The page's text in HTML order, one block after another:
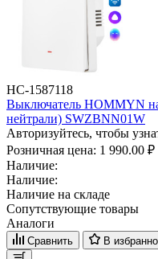
НС-1587118
Выключатель HOMMYN
нейтрали) SWZBNN01W
Авторизуйтесь, чтобы
Розничная цена: 1 990.00 ₽
Наличие:
Наличие:
Наличие на складе
Сопутствующие товары
Аналоги
Сравнить В